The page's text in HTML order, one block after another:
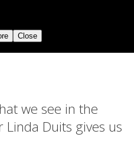
we see in the
Duits gives us